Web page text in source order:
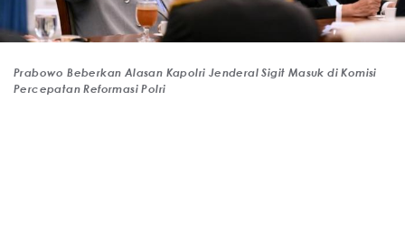
Prabowo Beberkan Alasan Kapolri Jenderal Sigit Masuk di Komisi
Percepatan Reformasi Polri